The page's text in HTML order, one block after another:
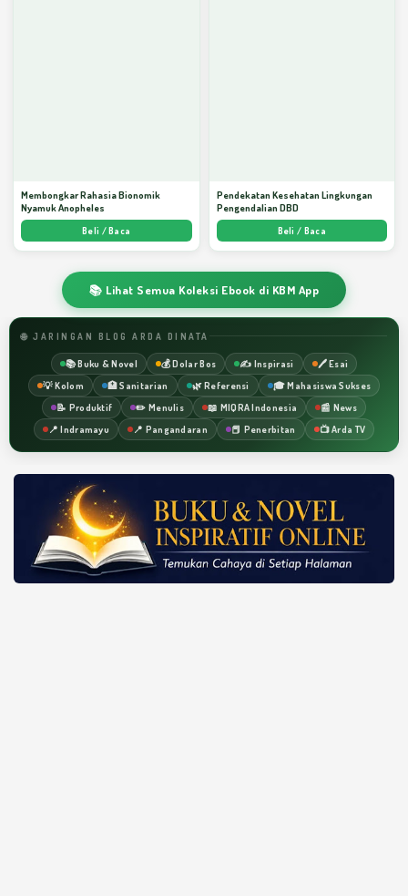
Membongkar Rahasia Bionomik
Nyamuk Anopheles
Beli / Baca
Pendekatan Kesehatan Lingkungan
Pengendalian DBD
Beli / Baca
📚 Lihat Semua Koleksi Ebook di KBM App
🌐 JARINGAN BLOG ARDA DINATA
📚 Buku & Novel 💰 Dolar Bos ✍️ Inspirasi
🖊️ Esai
💡 Kolom
🏥 Sanitarian 🌿 Referensi
🎓 Mahasiswa Sukses
📝 Produktif
✏️ Menulis 📖 MIQRA Indonesia
📰 News
📍 Indramayu
📍 Pangandaran 📕 Penerbitan 📺 Arda TV